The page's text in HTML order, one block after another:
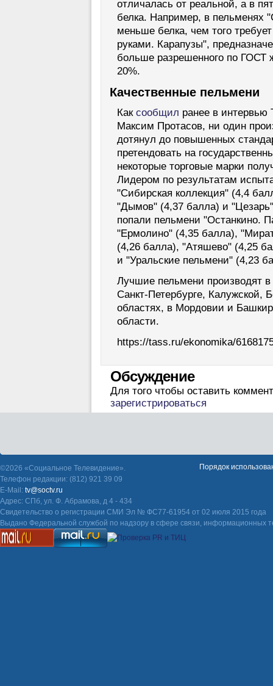
отличалась от реальной, а в
белка. Например, в пельменях
меньше белка, чем того
руками. Карапузы",
больше разрешенного по ГОСТ
20%.
Качественные пельмени
Как сообщил ранее в интервью
Максим Протасов, ни один
дотянул до повышенных
претендовать на
некоторые торговые марки
Лидером по результатам
"Сибирская коллекция" (4,4
"Дымов" (4,37 балла) и
попали пельмени "Останкино.
"Ермолино" (4,35 балла),
(4,26 балла), "Атяшево" (4,25
и "Уральские пельмени" (4,23
Лучшие пельмени производят
Санкт-Петербурге, Калужской,
областях, в Мордовии и
области.
https://tass.ru/ekonomika/
Обсуждение
Для того чтобы оставить
зарегистрироваться
©2026 «Социальное Телевидение».
Телефон редакции: (812) 921 39 09
E-Mail: tv@soctv.ru
Адрес: СПб, ул. Ф. Абрамова, д 4 - 434
Свидетельство о регистрации СМИ Эл № ФС77-61954 от 02 июля 2015 года
Выдано Федеральной службой по надзору в сфере связи, информационных
Порядок